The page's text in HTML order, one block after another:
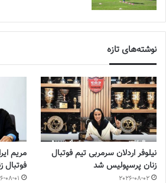
نوشته‌های تازه
نیلوفر اردلان سرمربی تیم فوتبال
زنان پرسپولیس شد
2026-08-02
مریم
فوتبال
08-01